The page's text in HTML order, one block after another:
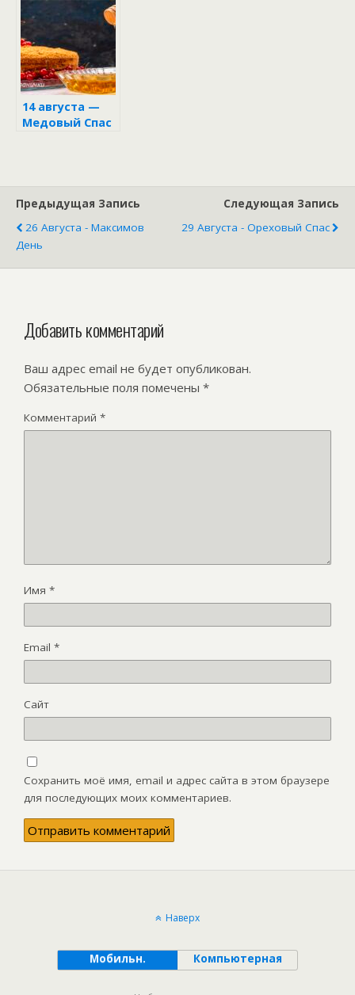
14 августа —
Медовый Спас
Предыдущая Запись
26 Августа - Максимов
День
Следующая Запись
29 Августа - Ореховый Спас
Добавить комментарий
Ваш адрес email не будет опубликован.
Обязательные поля помечены *
Комментарий *
Имя *
Email *
Сайт
Сохранить моё имя, email и адрес сайта в этом браузере
для последующих моих комментариев.
Наверх
Мобильн. Компьютерная